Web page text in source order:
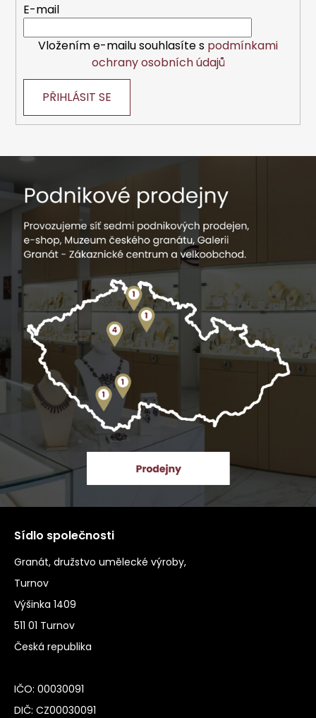
E-mail
Vložením e-mailu souhlasíte s podmínkami
ochrany osobních údajů
PŘIHLÁSIT SE
Sídlo společnosti
Granát, družstvo umělecké výroby,
Turnov
Výšinka 1409
511 01 Turnov
Česká republika
IČO: 00030091
DIČ: CZ00030091